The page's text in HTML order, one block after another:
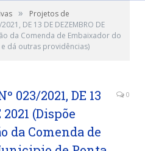
»
Projetos de
2021, DE 13 DE DEZEMBRO DE
da Comenda de Embaixador do
dá outras providências)
023/2021, DE 13
2021 (Dispõe
da Comenda de
0